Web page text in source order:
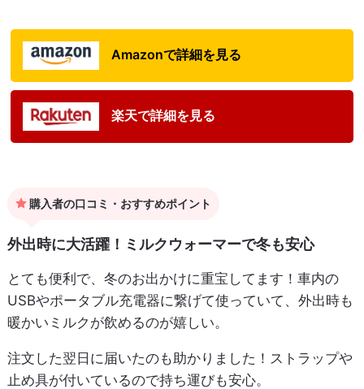
Amazonで詳細を見る
楽天で詳細を見る
購入者の口コミ・おすすめポイント
外出時に大活躍！ミルクウォーマーで冬も安心
とても便利で、冬のお出かけに重宝してます！車内の
USBやポータブル充電器に繋げて使っていて、外出時も
暖かいミルクが飲めるのが嬉しい。
注文した翌日に届いたのも助かりました！ストラップや
止め具が付いているので持ち運びも安心。